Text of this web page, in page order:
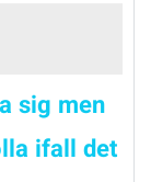
sig men
ifall det